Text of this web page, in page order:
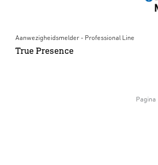
Aanwezigheidsmelder - Professional Line
True Presence
Pagina